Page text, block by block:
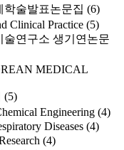
술발표논문집 (6)
Clinical Practice (5)
술연구소 생기연논문
MEDICAL
(5)
Engineering (4)
Diseases (4)
(4)